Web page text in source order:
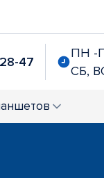
47
ПН -
СБ,